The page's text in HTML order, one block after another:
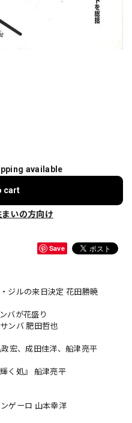
available
cart
まいの方向け
Save
ジルの来日決定 花田勝暁
バが花盛り
ンバ 肥田哲也
宏、成田佳洋、船津亮平
く処』 船津亮平
ゲーロ 山本幸洋